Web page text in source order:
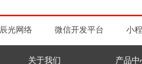
辰光网络 微信开发平台 小
关于我们 产品中